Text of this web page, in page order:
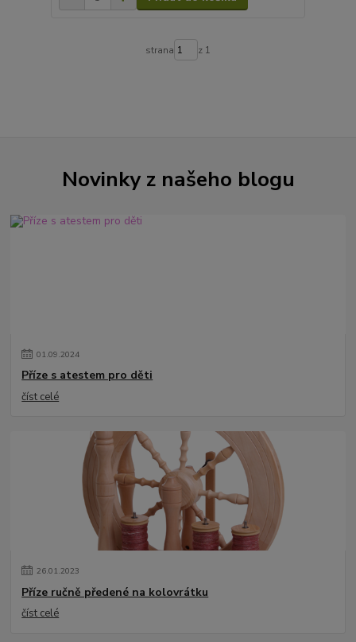
strana z 1
Novinky z našeho blogu
01.09.2024
Příze s atestem pro děti
číst celé
26.01.2023
Příze ručně předené na kolovrátku
číst celé